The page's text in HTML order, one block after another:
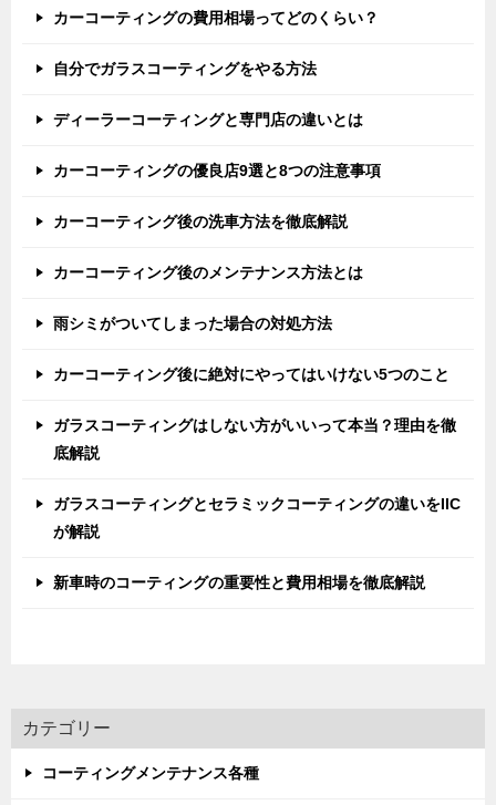
カーコーティングの費用相場ってどのくらい？
自分でガラスコーティングをやる方法
ディーラーコーティングと専門店の違いとは
カーコーティングの優良店9選と8つの注意事項
カーコーティング後の洗車方法を徹底解説
カーコーティング後のメンテナンス方法とは
雨シミがついてしまった場合の対処方法
カーコーティング後に絶対にやってはいけない5つのこと
ガラスコーティングはしない方がいいって本当？理由を徹
底解説
ガラスコーティングとセラミックコーティングの違いをIIC
が解説
新車時のコーティングの重要性と費用相場を徹底解説
カテゴリー
コーティングメンテナンス各種